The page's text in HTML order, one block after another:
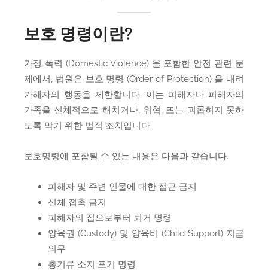
보호 명령이란?
가정 폭력 (Domestic Violence) 을 포함한 안전 관련 문
제에서, 법원은 보호 명령 (Order of Protection) 을 내려
가해자의 행동을 제한합니다. 이는 피해자나 피해자의
가족을 신체적으로 해치거나, 위협, 또는 괴롭히지 못하
도록 막기 위한 법적 조치입니다.
보호명령에 포함될 수 있는 내용은 다음과 같습니다.
피해자 및 주변 인물에 대한 접근 금지
신체 접촉 금지
피해자의 집으로부터 퇴거 명령
양육권 (Custody) 및 양육비 (Child Support) 지급
의무
총기류 소지 포기 명령